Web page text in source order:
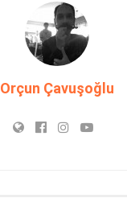
Orçun Çavuşoğlu